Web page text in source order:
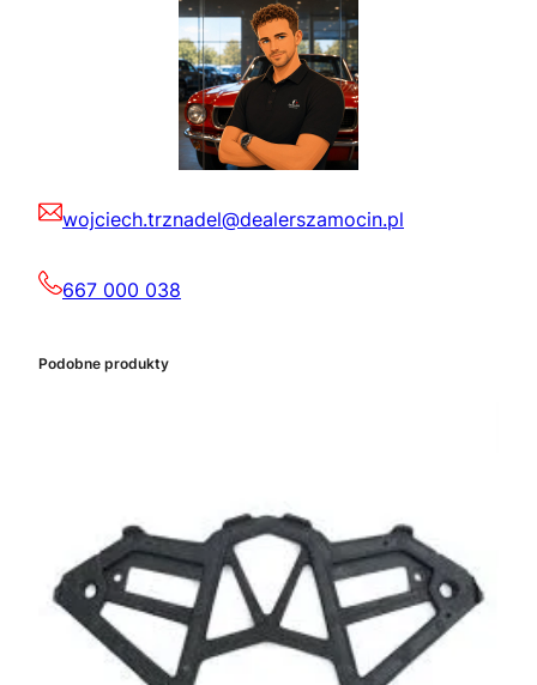
wojciech.trznadel@dealerszamocin.pl
667 000 038
Podobne produkty